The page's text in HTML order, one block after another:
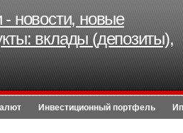
- новости, новые
вклады (депозиты),
Инвестиционный портфель